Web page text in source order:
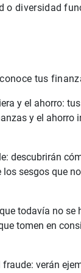
o diversidad
tus
y el ahorro:
y el ahorro
descubrirán
sesgos que
todavía no
tomen en
verán